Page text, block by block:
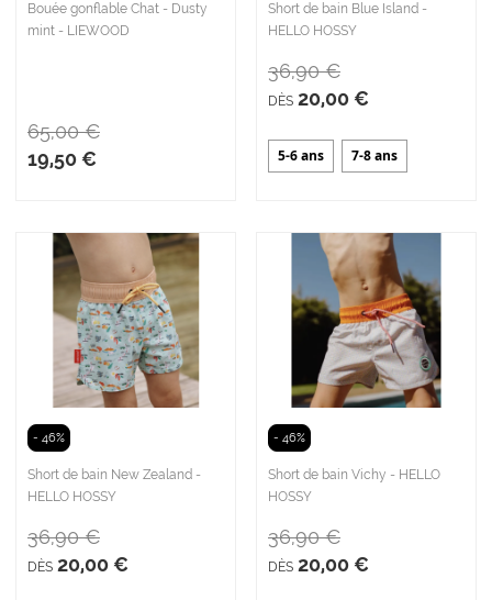
Bouée gonflable Chat - Dusty
mint - LIEWOOD
19,50 €
65,00 €
Short de bain Blue Island -
HELLO HOSSY
DÈS 20,00 €
36,90 €
5-6 ans 7-8 ans
- 46%
Short de bain New Zealand -
HELLO HOSSY
DÈS 20,00 €
36,90 €
- 46%
Short de bain Vichy - HELLO
HOSSY
DÈS 20,00 €
36,90 €